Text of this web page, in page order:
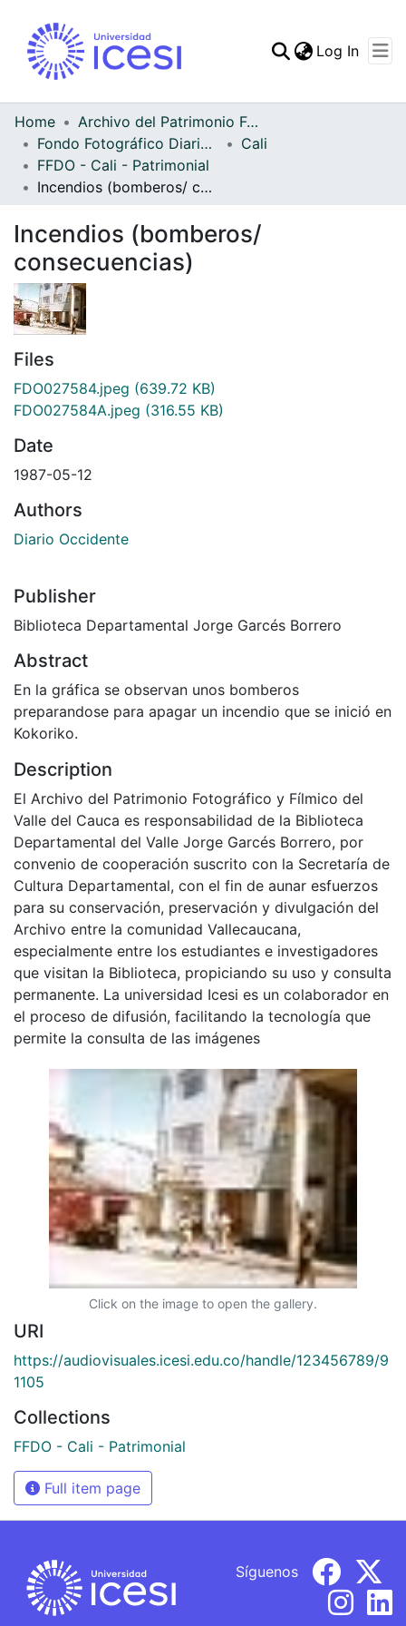
Statistics
Log In
Home
Archivo del Patrimonio Fotográfico y Fílmico del Valle del Cauca
Fondo Fotográfico Diario Occidente
Cali
FFDO - Cali - Patrimonial
Incendios (bomberos/ consecuencias)
Incendios (bomberos/
consecuencias)
Files
FDO027584.jpeg (639.72 KB)
FDO027584A.jpeg (316.55 KB)
Date
1987-05-12
Authors
Diario Occidente
Publisher
Biblioteca Departamental Jorge Garcés Borrero
Abstract
En la gráfica se observan unos bomberos
preparandose para apagar un incendio que se inició en
Kokoriko.
Description
El Archivo del Patrimonio Fotográfico y Fílmico del
Valle del Cauca es responsabilidad de la Biblioteca
Departamental del Valle Jorge Garcés Borrero, por
convenio de cooperación suscrito con la Secretaría de
Cultura Departamental, con el fin de aunar esfuerzos
para su conservación, preservación y divulgación del
Archivo entre la comunidad Vallecaucana,
especialmente entre los estudiantes e investigadores
que visitan la Biblioteca, propiciando su uso y consulta
permanente. La universidad Icesi es un colaborador en
el proceso de difusión, facilitando la tecnología que
permite la consulta de las imágenes
Click on the image to open the gallery.
URI
https://audiovisuales.icesi.edu.co/handle/123456789/9
1105
Collections
FFDO - Cali - Patrimonial
Full item page
Síguenos